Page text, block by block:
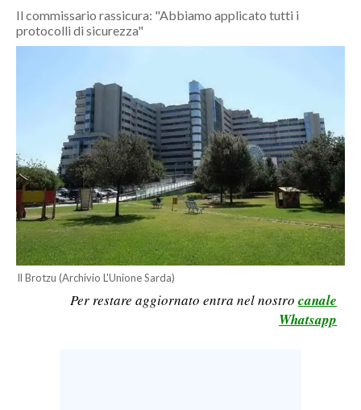
ITALIA
ECONOMIA
SERVIZI ALLE IMPRESE
LAVORO
BANDI
SPORT IN SARDEGNA
Il commissario rassicura: "Abbiamo applicato tutti i
protocolli di sicurezza"
Il Brotzu (Archivio L'Unione Sarda)
Per restare aggiornato entra nel nostro canale
Whatsapp